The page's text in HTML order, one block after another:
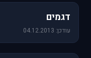
דגמים
עודכן: 04.12.2013